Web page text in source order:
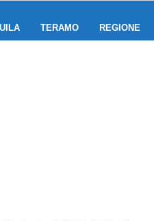
TERAMO REGIONE